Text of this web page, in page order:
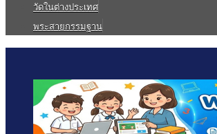
วัดในต่างประเทศ
พระสายกรรมฐาน